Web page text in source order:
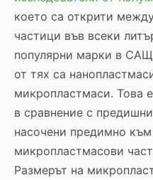
което са открити
частици във всеки
популярни марки в
от тях са
микропластмаси. Това
в сравнение с
насочени предимно
микропластмасови
Размерът на